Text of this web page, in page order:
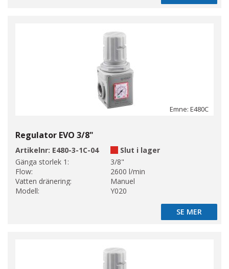
Emne: E480C
Regulator EVO 3/8"
Artikelnr: E480-3-1C-04
Slut i lager
Gänga storlek 1:
3/8"
Flow:
2600 l/min
Vatten dränering:
Manuel
Modell:
Y020
SE MER
SE MER